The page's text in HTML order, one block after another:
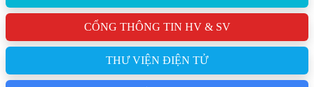
CỔNG THÔNG TIN HV & SV
THƯ VIỆN ĐIỆN TỬ